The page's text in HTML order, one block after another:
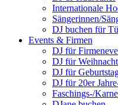
Internationale
Sängerinnen/
DJ buchen für
Events & Firmen
DJ für
DJ für
DJ für
DJ für 20er
Faschings-/